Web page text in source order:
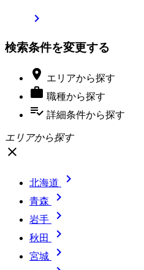

検索条件を変更する
 エリアから探す
 職種から探す
playlist_add_check 詳細条件から探す
エリアから探す
close
北海道 
青森 
岩手 
秋田 
宮城 